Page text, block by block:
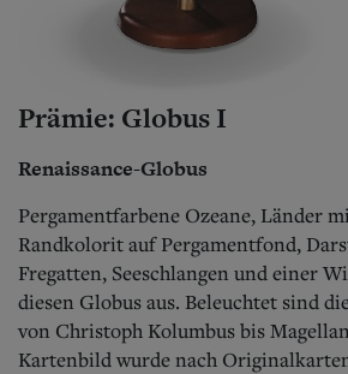
Prämie: Globus I
Renaissance-Globus
Pergamentfarbene Ozeane, Länder
Randkolorit auf Pergamentfond,
Fregatten, Seeschlangen und einer
diesen Globus aus. Beleuchtet sind
von Christoph Kolumbus bis
Kartenbild wurde nach